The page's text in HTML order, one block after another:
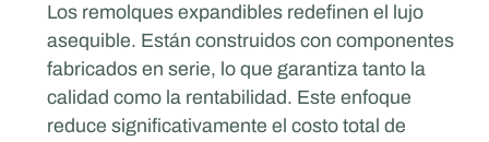
Los remolques expandibles redefinen el lujo
asequible. Están construidos con componentes
fabricados en serie, lo que garantiza tanto la
calidad como la rentabilidad. Este enfoque
reduce significativamente el costo total de